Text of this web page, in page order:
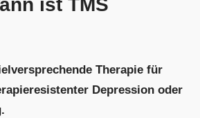
ist TMS
Therapie für
Depression oder